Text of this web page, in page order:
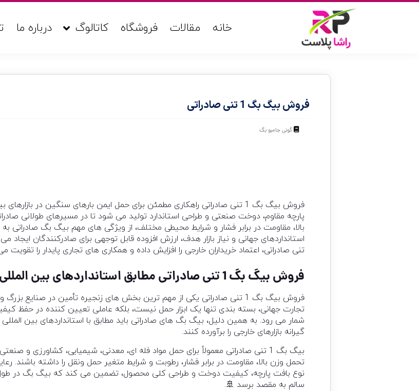
خانه مقالات فروشگاه کاتالوگ درباره ما
فروش بیگ بگ 1 تنی صادراتی
گونی جامبو بگ
فروش بیگ بگ 1 تنی صادراتی راهکاری مطمئن برای حمل ایمن بارهای سنگین در
پارچه مقاوم، دوخت صنعتی و طراحی استاندارد تولید می شود تا در مسیرهای طولانی
بالا، مقاومت در برابر فشار و شرایط محیطی مختلف، از ویژگی های مهم بیگ بگ صادراتی
تنی صادراتی، اعتماد خریداران خارجی را افزایش داده و همکاری های تجاری پایدار را تقویت
فروش بیگ بگ 1 تنی صادراتی مطابق استانداردهای بین المللی
فروش بیگ بگ 1 تنی صادراتی یکی از مهم ترین بخش های زنجیره تأمین در صنایع
تجارت جهانی، بسته بندی تنها یک ابزار حمل نیست، بلکه عاملی تعیین کننده در حفظ کیفیت
شمار می رود. به همین دلیل، بیگ بگ های صادراتی باید مطابق با استانداردهای بین
گیرانه بازارهای خارجی را برآورده کنند.
بیگ بگ 1 تنی صادراتی معمولاً برای حمل مواد فله ای، معدنی، شیمیایی، کشاورزی و
تحمل وزن بالا، مقاومت در برابر فشار، رطوبت و شرایط متغیر حمل ونقل را داشته باشند.
نوع بافت پارچه، کیفیت دوخت و طراحی کلی محصول، تضمین می کند که بیگ بگ در
سالم به مقصد برسد 🚢.